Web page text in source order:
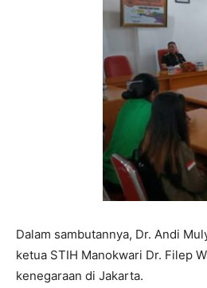
Dalam sambutannya, Dr. Andi
ketua STIH Manokwari Dr. Filep
kenegaraan di Jakarta.